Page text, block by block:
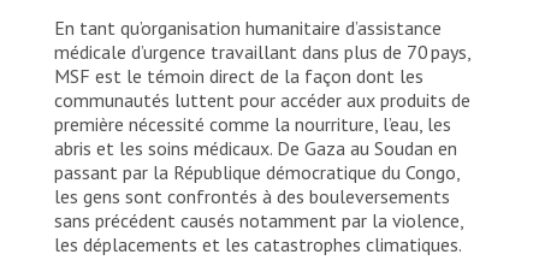
En tant qu’organisation humanitaire d’assistance
médicale d’urgence travaillant dans plus de 70 pays,
MSF est le témoin direct de la façon dont les
communautés luttent pour accéder aux produits de
première nécessité comme la nourriture, l’eau, les
abris et les soins médicaux. De Gaza au Soudan en
passant par la République démocratique du Congo,
les gens sont confrontés à des bouleversements
sans précédent causés notamment par la violence,
les déplacements et les catastrophes climatiques.